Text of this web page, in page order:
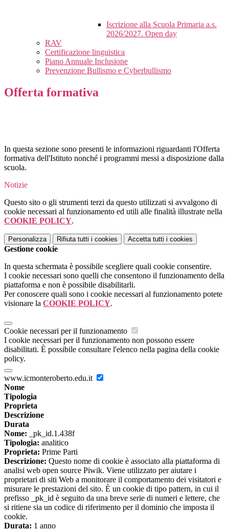
Iscrizione alla Scuola Primaria a.s.
2026/2027. Open day
RAV
Certificazione linguistica
Piano Annuale Inclusione
Prevenzione Bullismo e Cyberbullismo
Offerta formativa
In questa sezione sono presenti le informazioni riguardanti l'Offerta
formativa dell'Istituto nonché i programmi messi a disposizione dalla
scuola.
Notizie
Questo sito o gli strumenti terzi da questo utilizzati si avvalgono di
cookie necessari al funzionamento ed utili alle finalità illustrate nella
COOKIE POLICY.
Personalizza Rifiuta tutti i cookies Accetta tutti i cookies
Gestione cookie
In questa schermata è possibile scegliere quali cookie consentire.
I cookie necessari sono quelli che consentono il funzionamento della
piattaforma e non è possibile disabilitarli.
Per conoscere quali sono i cookie necessari al funzionamento potete
visionare la COOKIE POLICY.
Cookie necessari per il funzionamento
I cookie necessari per il funzionamento non possono essere
disabilitati. È possibile consultare l'elenco nella pagina della cookie
policy.
www.icmonteroberto.edu.it
Nome
Tipologia
Proprieta
Descrizione
Durata
Nome: _pk_id.1.438f
Tipologia: analitico
Proprieta: Prime Parti
Descrizione: Questo nome di cookie è associato alla piattaforma di
analisi web open source Piwik. Viene utilizzato per aiutare i
proprietari di siti Web a monitorare il comportamento dei visitatori e
misurare le prestazioni del sito. È un cookie di tipo pattern, in cui il
prefisso _pk_id è seguito da una breve serie di numeri e lettere, che
si ritiene sia un codice di riferimento per il dominio che imposta il
cookie.
Durata: 1 anno